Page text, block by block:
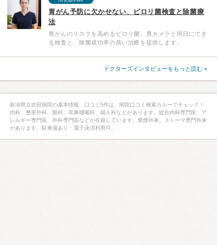
胃がん予防に欠かせない、ピロリ菌検査と除菌療
法
胃がんのリスクを高めるピロリ菌。胃カメラと同日にでき
る検査と、除菌成功率の高い治療を提供します。
ドクターズインタビューをもっと読む »
新潟県立吉田病院の基本情報、口コミ5件は、病院口コミ検索カルーでチェック！
内科、整形外科、眼科、耳鼻咽喉科、婦人科などがあります。総合内科専門医、ア
レルギー専門医、外科専門医などが在籍しています。禁煙外来、ストーマ専門外来
があります。駐車場あり・電子決済利用可。